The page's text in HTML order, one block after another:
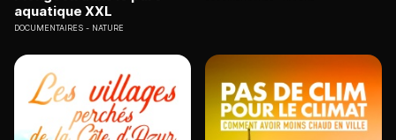
aquatique XXL
DOCUMENTAIRES NATURE